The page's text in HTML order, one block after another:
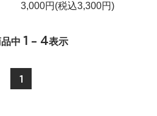
3,000円(税込3,300円)
中 1 - 4表示
1